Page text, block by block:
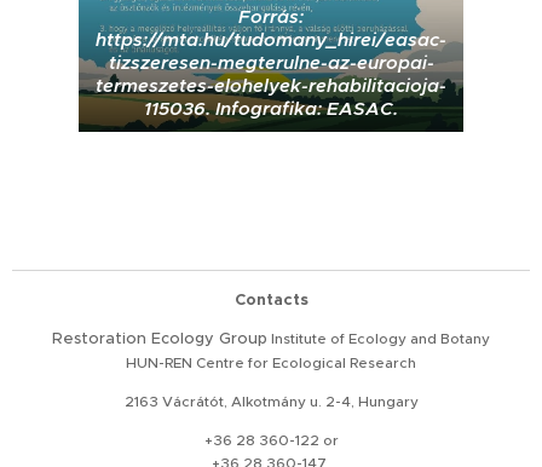
Forrás:
https://mta.hu/tudomany_hirei/easac-
tizszeresen-megterulne-az-europai-
termeszetes-elohelyek-rehabilitacioja-
115036. Infografika: EASAC.
Contacts
Restoration Ecology Group Institute of Ecology and Botany
HUN-REN Centre for Ecological Research
2163 Vácrátót, Alkotmány u. 2-4, Hungary
+36 28 360-122 or
+36 28 360-147